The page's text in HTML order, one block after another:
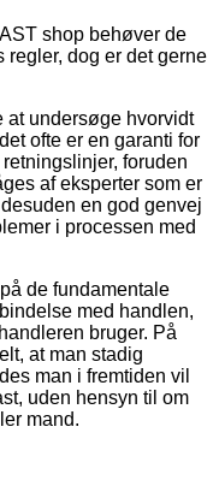
shop behøver de
dog er det gerne
undersøge hvorvidt
ofte er en garanti for
foruden
af eksperter som er
en god genvej
i processen med
de fundamentale
med handlen,
bruger. På
at man stadig
man i fremtiden vil
uden hensyn til om
mand.